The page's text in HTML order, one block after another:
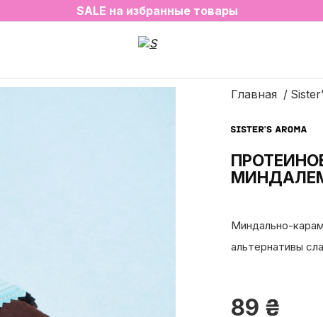
2=3 на любимые ароматы для дома✨
SALE на избранные товары
Главная
Миндально-
альтернативы
89 ₴